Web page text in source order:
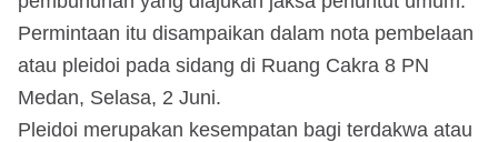
Permintaan itu disampaikan dalam nota pembelaan
atau pleidoi pada sidang di Ruang Cakra 8 PN
Medan, Selasa, 2 Juni.
Pleidoi merupakan kesempatan bagi terdakwa atau